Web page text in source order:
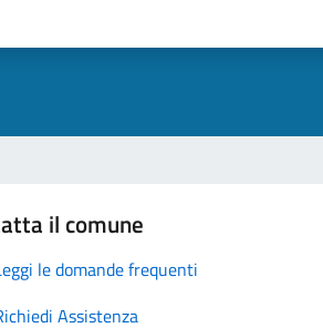
il comune
le domande frequenti
Assistenza